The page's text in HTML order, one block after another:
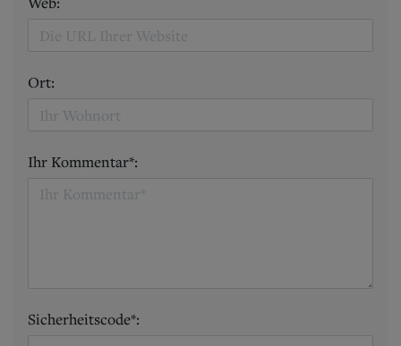
Ort:
Ihr Kommentar*:
Sicherheitscode*: